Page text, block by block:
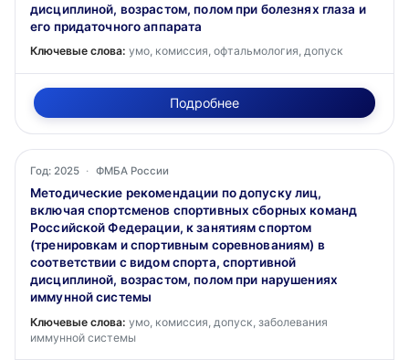
дисциплиной, возрастом, полом при болезнях глаза и
его придаточного аппарата
Ключевые слова: умо, комиссия, офтальмология, допуск
Подробнее
Год: 2025 · ФМБА России
Методические рекомендации по допуску лиц,
включая спортсменов спортивных сборных команд
Российской Федерации, к занятиям спортом
(тренировкам и спортивным соревнованиям) в
соответствии с видом спорта, спортивной
дисциплиной, возрастом, полом при нарушениях
иммунной системы
Ключевые слова: умо, комиссия, допуск, заболевания
иммунной системы